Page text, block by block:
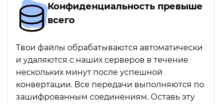
Конфиденциальность превыше
всего
Твои файлы обрабатываются автоматически
и удаляются с наших серверов в течение
нескольких минут после успешной
конвертации. Все передачи выполняются по
зашифрованным соединениям. Оставь эту